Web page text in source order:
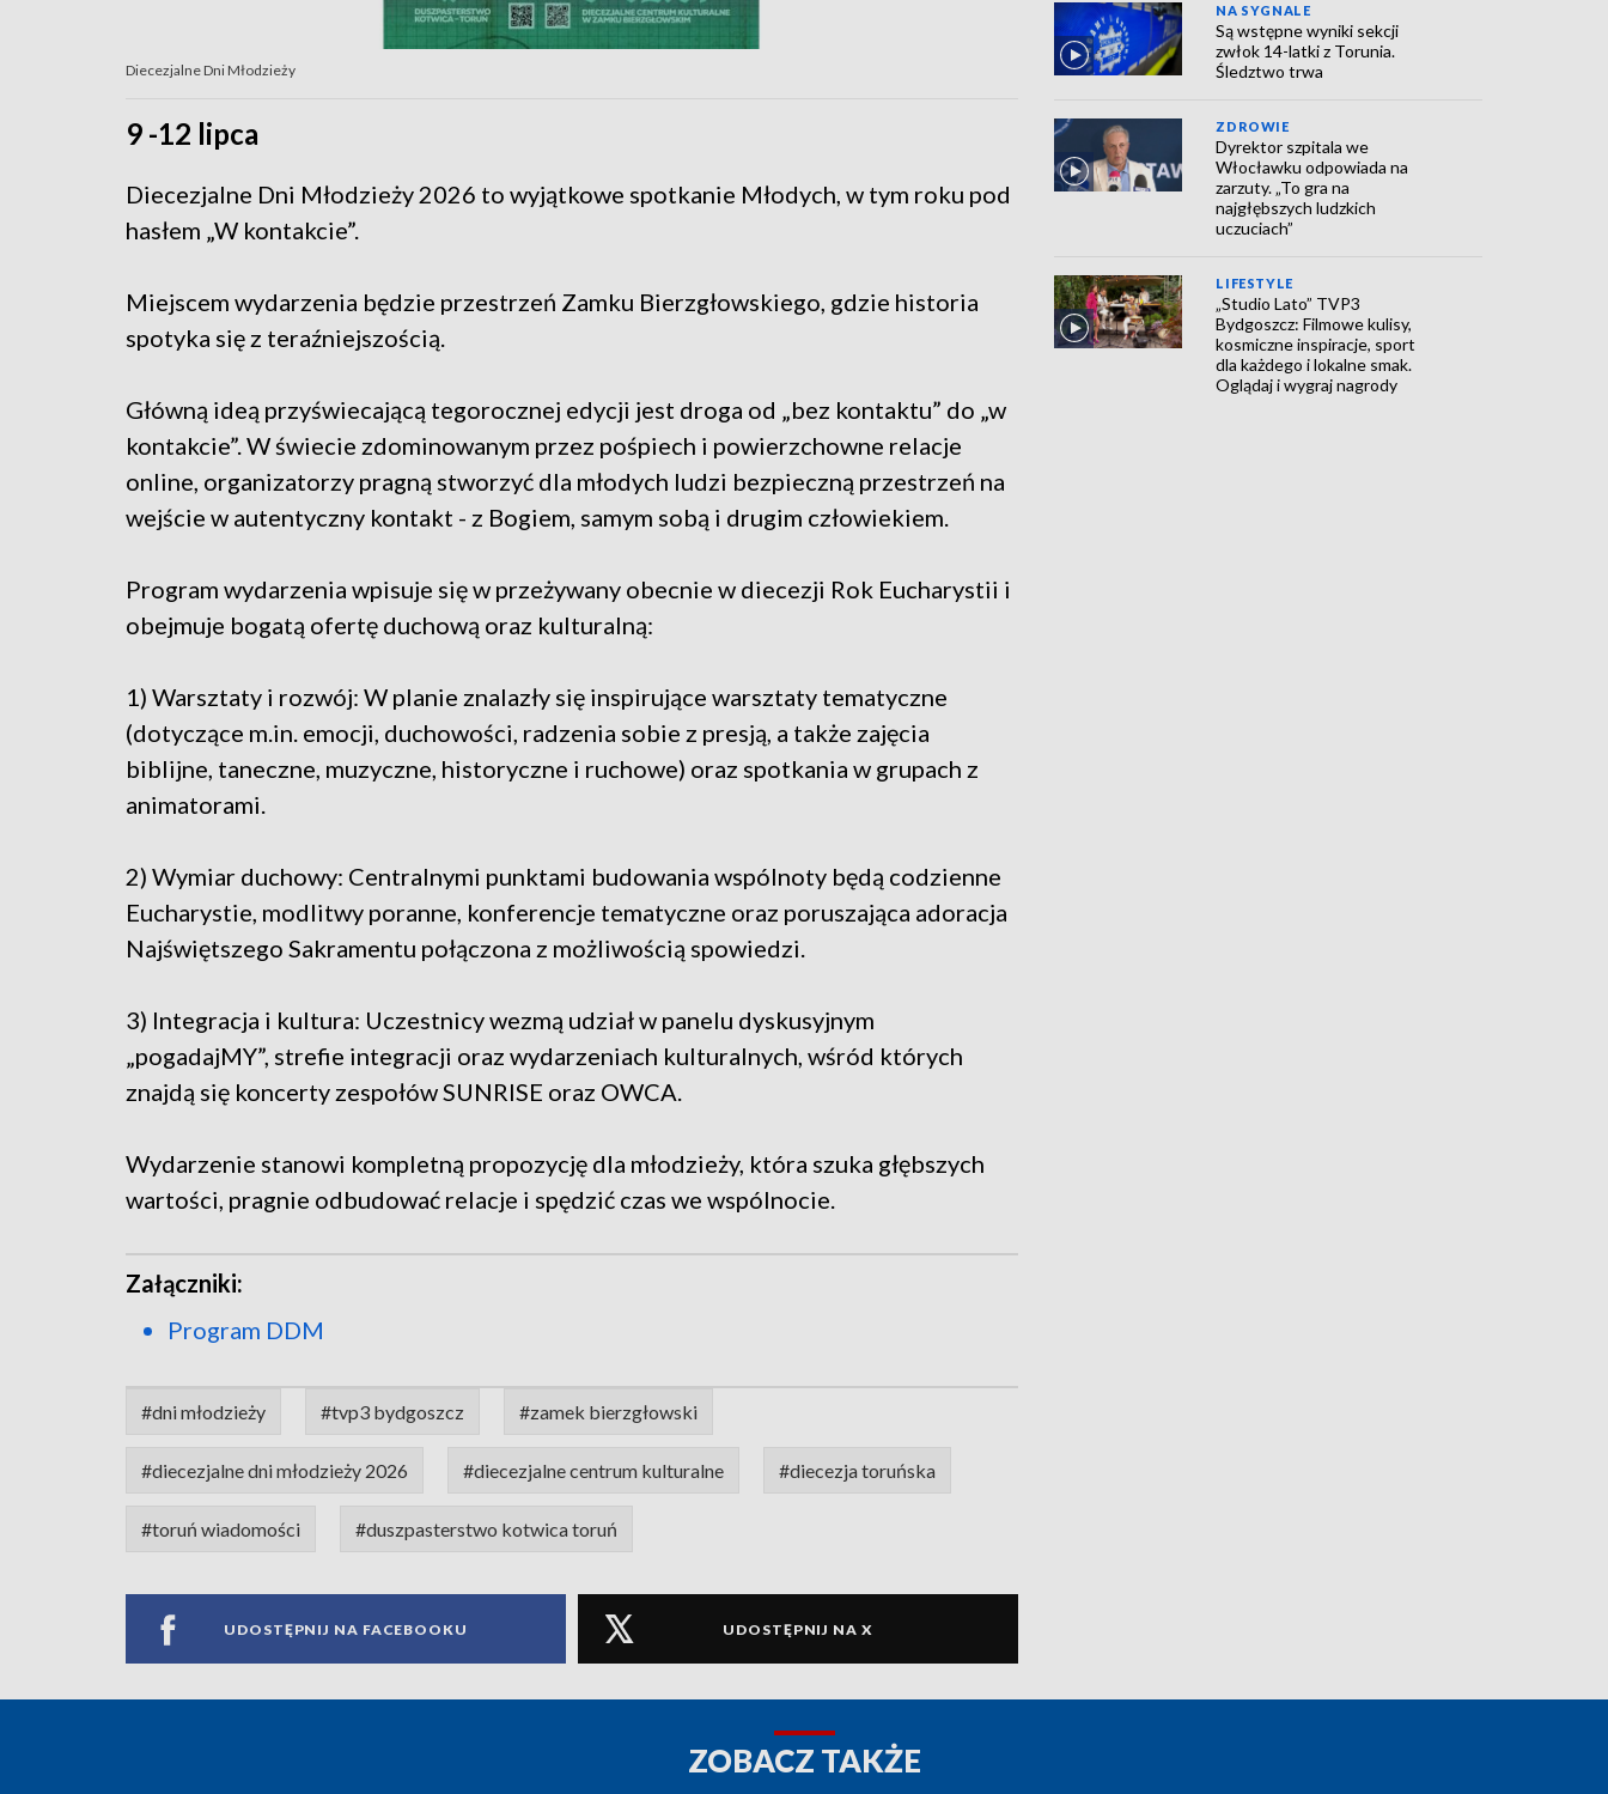
Diecezjalne Dni Młodzieży
9 -12 lipca
Diecezjalne Dni Młodzieży 2026 to wyjątkowe spotkanie Młodych, w tym roku pod
hasłem „W kontakcie”.
Miejscem wydarzenia będzie przestrzeń Zamku Bierzgłowskiego, gdzie historia
spotyka się z teraźniejszością.
Główną ideą przyświecającą tegorocznej edycji jest droga od „bez kontaktu” do „w
kontakcie”. W świecie zdominowanym przez pośpiech i powierzchowne relacje
online, organizatorzy pragną stworzyć dla młodych ludzi bezpieczną przestrzeń na
wejście w autentyczny kontakt - z Bogiem, samym sobą i drugim człowiekiem.
Program wydarzenia wpisuje się w przeżywany obecnie w diecezji Rok Eucharystii i
obejmuje bogatą ofertę duchową oraz kulturalną:
1) Warsztaty i rozwój: W planie znalazły się inspirujące warsztaty tematyczne
(dotyczące m.in. emocji, duchowości, radzenia sobie z presją, a także zajęcia
biblijne, taneczne, muzyczne, historyczne i ruchowe) oraz spotkania w grupach z
animatorami.
2) Wymiar duchowy: Centralnymi punktami budowania wspólnoty będą codzienne
Eucharystie, modlitwy poranne, konferencje tematyczne oraz poruszająca adoracja
Najświętszego Sakramentu połączona z możliwością spowiedzi.
3) Integracja i kultura: Uczestnicy wezmą udział w panelu dyskusyjnym
„pogadajMY”, strefie integracji oraz wydarzeniach kulturalnych, wśród których
znajdą się koncerty zespołów SUNRISE oraz OWCA.
Wydarzenie stanowi kompletną propozycję dla młodzieży, która szuka głębszych
wartości, pragnie odbudować relacje i spędzić czas we wspólnocie.
Załączniki:
Program DDM
#dni młodzieży #tvp3 bydgoszcz #zamek bierzgłowski
#diecezjalne dni młodzieży 2026 #diecezjalne centrum kulturalne #diecezja toruńska
#toruń wiadomości #duszpasterstwo kotwica toruń
UDOSTĘPNIJ NA FACEBOOKU UDOSTĘPNIJ NA X
NA SYGNALE
Są wstępne wyniki sekcji
zwłok 14-latki z Torunia.
Śledztwo trwa
ZDROWIE
Dyrektor szpitala we
Włocławku odpowiada na
zarzuty. „To gra na
najgłębszych ludzkich
uczuciach”
LIFESTYLE
„Studio Lato” TVP3
Bydgoszcz: Filmowe kulisy,
kosmiczne inspiracje, sport
dla każdego i lokalne smak.
Oglądaj i wygraj nagrody
ZOBACZ TAKŻE